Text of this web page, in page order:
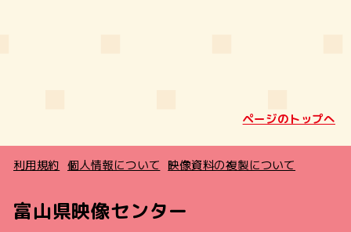
ページのトップへ
利用規約 個人情報について 映像資料の複製について
富山県映像センター